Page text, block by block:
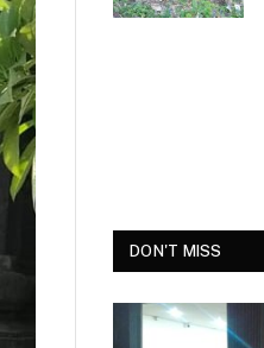
DON'T MISS